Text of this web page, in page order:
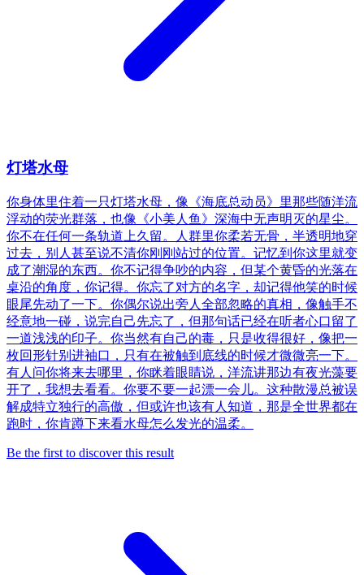
灯塔水母
你身体里住着一只灯塔水母，像《海底总动员》里那些随洋流
浮动的荧光群落，也像《小美人鱼》深海中无声明灭的星尘。
你不在任何一条轨道上久留。人群里你柔若无骨，半透明地穿
过去，别人甚至说不清你刚刚站过的位置。记忆到你这里就变
成了潮湿的东西。你不记得争吵的内容，但某个黄昏的光落在
桌沿的角度，你记得。你忘了对方的名字，却记得他笑的时候
眼尾先动了一下。你偶尔说出旁人全部忽略的真相，像触手不
经意地一碰，说完自己先忘了，但那句话已经在听者心口留了
一道浅浅的印子。你当然有自己的毒，只是收得很好，像把一
枚回形针别进袖口，只有在被触到底线的时候才微微亮一下。
有人问你将来去哪里，你眯着眼睛说，洋流讲那边有夜光藻要
开了，我想去看看。你要不要一起漂一会儿。这种散漫总被误
解成特立独行的高傲，但或许也该有人知道，那是全世界都在
跑时，你肯蹲下来看水母怎么发光的温柔。
Be the first to discover this result